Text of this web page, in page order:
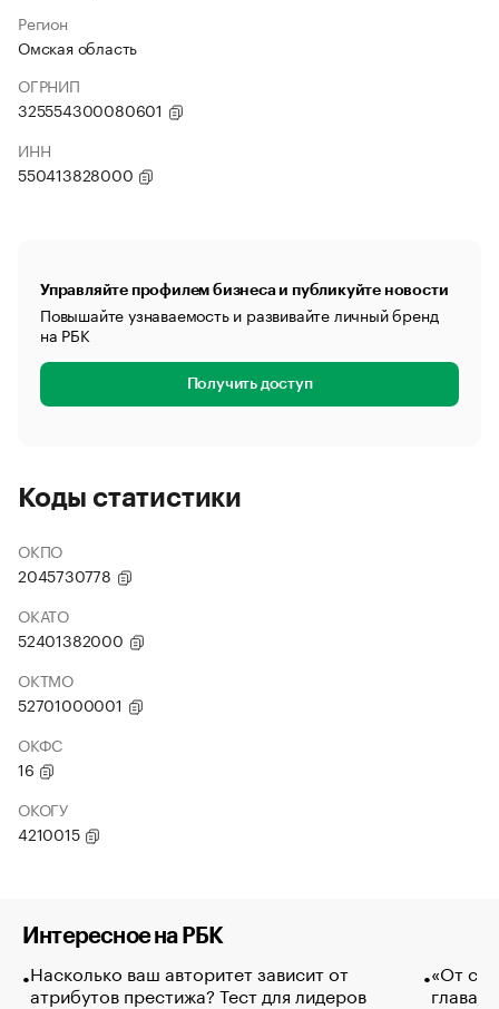
Регион
Омская область
ОГРНИП
325554300080601
ИНН
550413828000
Управляйте профилем бизнеса и публикуйте новости
Повышайте узнаваемость и развивайте личный бренд
на РБК
Получить доступ
Коды статистики
ОКПО
2045730778
ОКАТО
52401382000
ОКТМО
52701000001
ОКФС
16
ОКОГУ
4210015
Интересное на РБК
Насколько ваш авторитет зависит от
атрибутов престижа? Тест для лидеров
«От
глава